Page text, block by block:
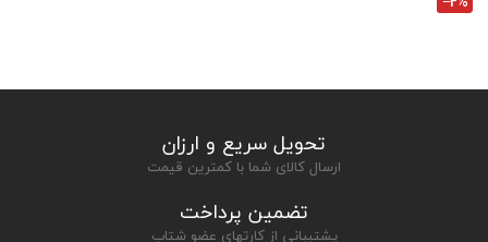
تحویل سریع و ارزان
ارسال کالای شما با کمترین قیمت
تضمین پرداخت
پشتیبانی از کارتهای عضو شتاب